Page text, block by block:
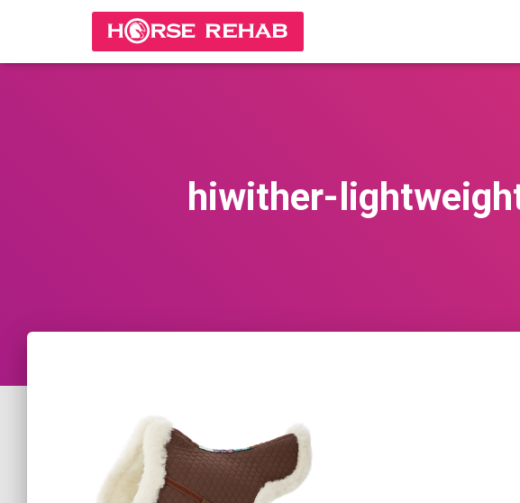
hiwither-